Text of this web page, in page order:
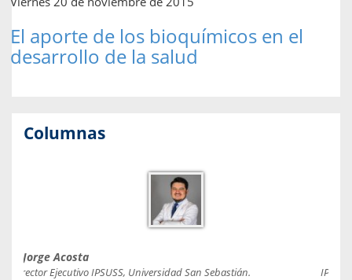
El aporte de los bioquímicos en el
desarrollo de la salud
Columnas
Jorge Acosta
Director Ejecutivo IPSUSS, Universidad San Sebastián.